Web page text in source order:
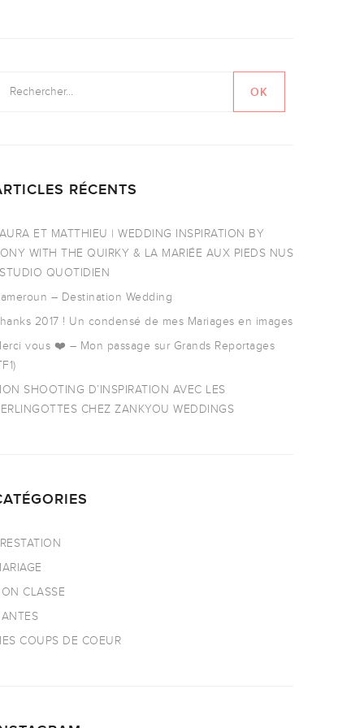
RÉCENTS
ET MATTHIEU | WEDDING INSPIRATION BY
WITH THE QUIRKY & LA MARIÉE AUX PIEDS NUS
QUOTIDIEN
– Destination Wedding
2017 ! Un condensé de mes Mariages en images
vous ❤️ – Mon passage sur Grands Reportages
SHOOTING D’INSPIRATION AVEC LES
CHEZ ZANKYOU WEDDINGS
CLASSE
COUPS DE COEUR